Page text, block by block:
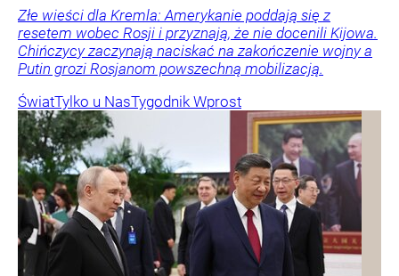
Złe wieści dla Kremla: Amerykanie poddają się z
resetem wobec Rosji i przyznają, że nie docenili Kijowa.
Chińczycy zaczynają naciskać na zakończenie wojny a
Putin grozi Rosjanom powszechną mobilizacją.
ŚwiatTylko u NasTygodnik Wprost